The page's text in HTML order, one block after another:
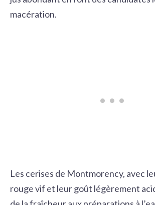
macération.
Les cerises de Montmorency, avec
rouge vif et leur goût légèrement